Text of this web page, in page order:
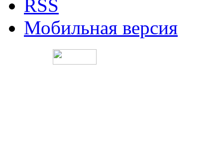
RSS
Мобильная версия